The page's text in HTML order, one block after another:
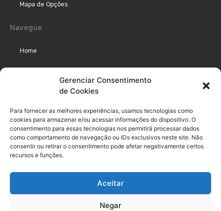
Gerenciar Consentimento
de Cookies
Para fornecer as melhores experiências, usamos tecnologias como
cookies para armazenar e/ou acessar informações do dispositivo. O
consentimento para essas tecnologias nos permitirá processar dados
como comportamento de navegação ou IDs exclusivos neste site. Não
consentir ou retirar o consentimento pode afetar negativamente certos
recursos e funções.
Aceitar
Negar
Mapa de Opções
Navegue
Home
Podcast
Legal
Termo de uso do usuário e assinante